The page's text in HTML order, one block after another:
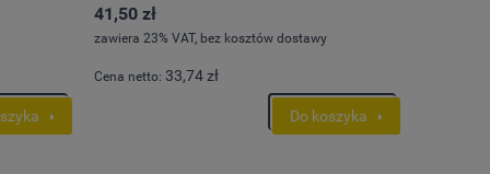
41,50 zł
zawiera 23% VAT, bez kosztów dostawy
Cena netto: 33,74 zł
Do koszyka